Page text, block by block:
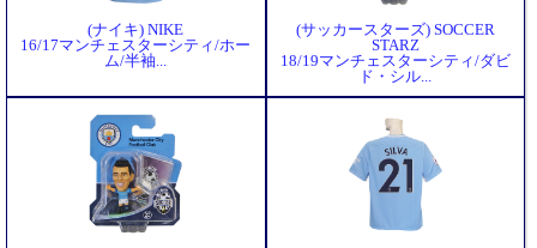
(ナイキ) NIKE
16/17マンチェスターシティ/ホー
ム/半袖...
(サッカースターズ) SOCCER
STARZ
18/19マンチェスターシティ/ダビ
ド・シル...